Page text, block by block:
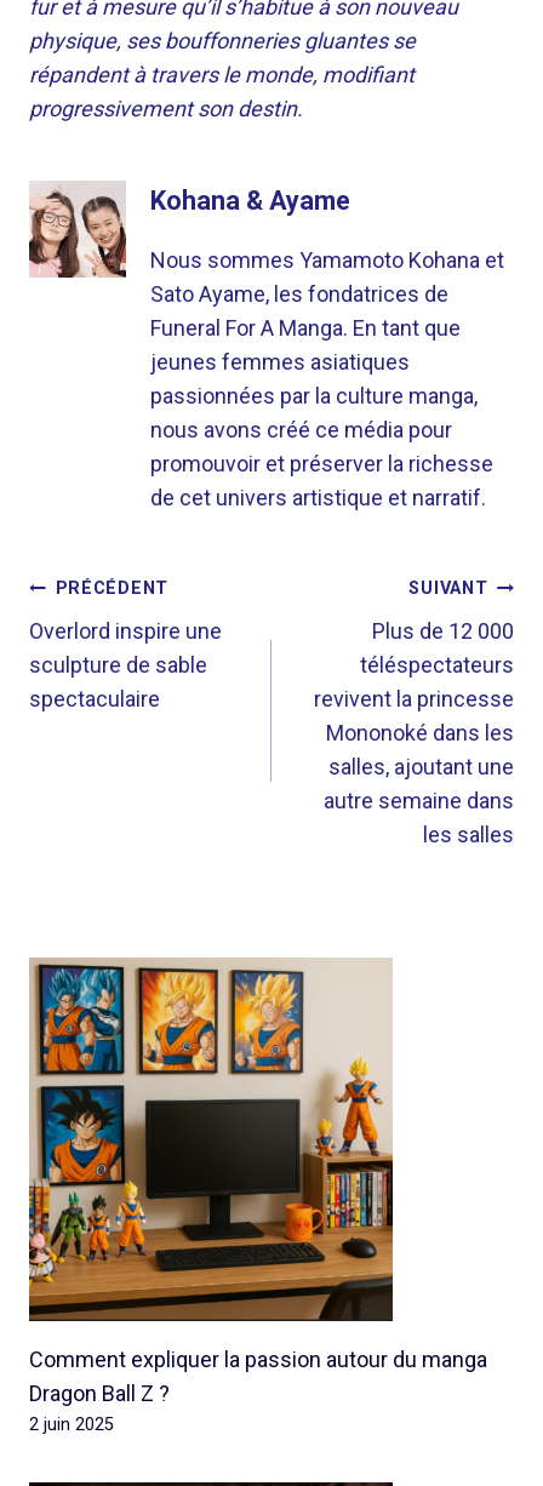
fur et à mesure qu’il s’habitue à son nouveau
physique, ses bouffonneries gluantes se
répandent à travers le monde, modifiant
progressivement son destin.
Kohana & Ayame
Nous sommes Yamamoto Kohana et
Sato Ayame, les fondatrices de
Funeral For A Manga. En tant que
jeunes femmes asiatiques
passionnées par la culture manga,
nous avons créé ce média pour
promouvoir et préserver la richesse
de cet univers artistique et narratif.
NAVIGATION
DE
L’ARTICLE
PRÉCÉDENT
Overlord inspire une
sculpture de sable
spectaculaire
SUIVANT
Plus de 12 000
téléspectateurs
revivent la princesse
Mononoké dans les
salles, ajoutant une
autre semaine dans
les salles
Comment expliquer la passion autour du manga
Dragon Ball Z ?
2 juin 2025